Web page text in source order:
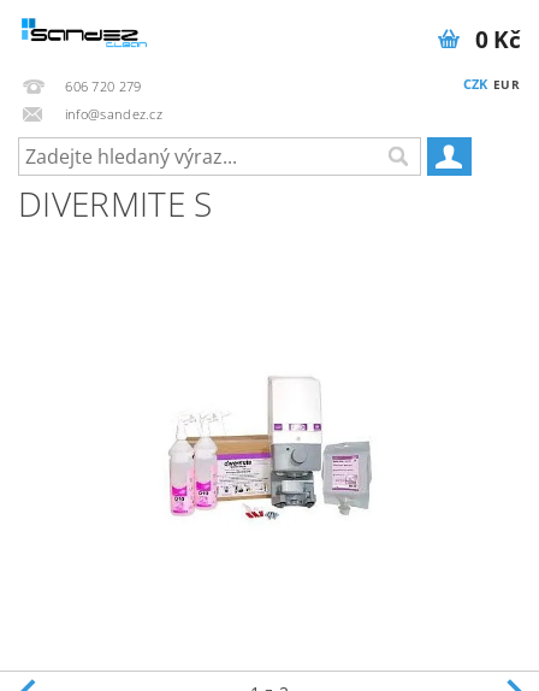
606 720 279
info@sandez.cz
CZK EUR
0 Kč
DIVERMITE S